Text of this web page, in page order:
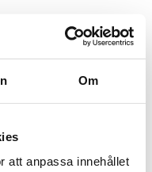
Om
att anpassa innehållet